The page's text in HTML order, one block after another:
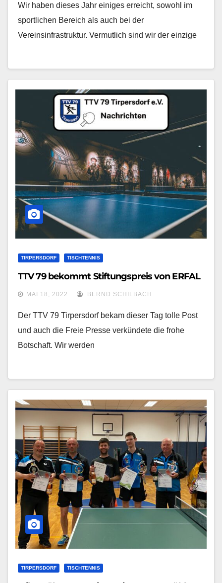
Wir haben dieses Jahr einiges erreicht, sowohl im
sportlichen Bereich als auch bei der
Vereinsinfrastruktur. Vermutlich sind wir der einzige
TIRPERSDORF TISCHTENNIS
TTV 79 bekommt Stiftungspreis von ERFAL
MAI 18, 2022 BERND SCHILBACH
Der TTV 79 Tirpersdorf bekam dieser Tag tolle Post
und auch die Freie Presse verkündete die frohe
Botschaft. Wir werden
TIRPERSDORF TISCHTENNIS